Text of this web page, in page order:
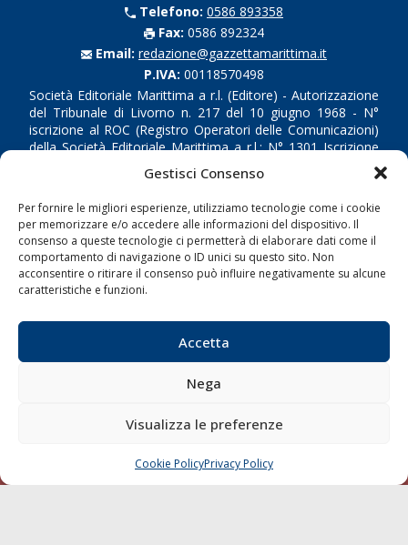
Gestisci Consenso
Per fornire le migliori esperienze, utilizziamo tecnologie come i cookie
per memorizzare e/o accedere alle informazioni del dispositivo. Il
consenso a queste tecnologie ci permetterà di elaborare dati come il
comportamento di navigazione o ID unici su questo sito. Non
acconsentire o ritirare il consenso può influire negativamente su alcune
caratteristiche e funzioni.
Accetta
Nega
Visualizza le preferenze
Cookie PolicyPrivacy Policy
Telefono: 0586 893358
Fax: 0586 892324
Email: redazione@gazzettamarittima.it
P.IVA: 00118570498
Società Editoriale Marittima a r.l. (Editore) - Autorizzazione
del Tribunale di Livorno n. 217 del 10 giugno 1968 - N°
iscrizione al ROC (Registro Operatori delle Comunicazioni)
della Società Editoriale Marittima a r.l.: N° 1301 Iscrizione
della testata elettronica La Gazzetta Marittima al Tribunale
di Livorno del 15/09/2010.
LINK
Shipping
Trasporti
Varie
Sostenibilità
Blue economy
Diporto
CHIAMA SCRIVI